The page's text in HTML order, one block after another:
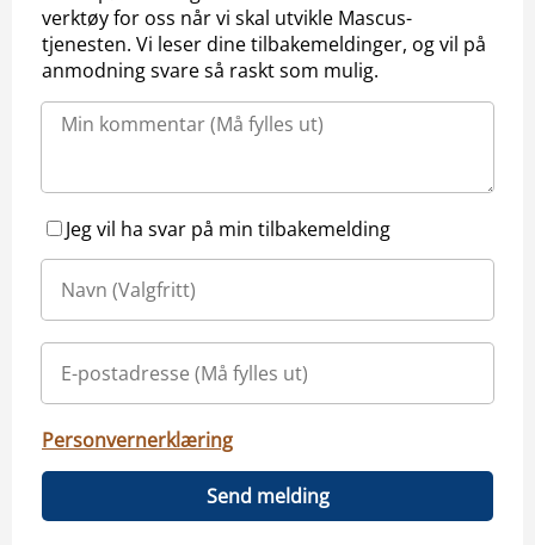
verktøy for oss når vi skal utvikle Mascus-
tjenesten. Vi leser dine tilbakemeldinger, og vil på
anmodning svare så raskt som mulig.
Jeg vil ha svar på min tilbakemelding
Personvernerklæring
Send melding